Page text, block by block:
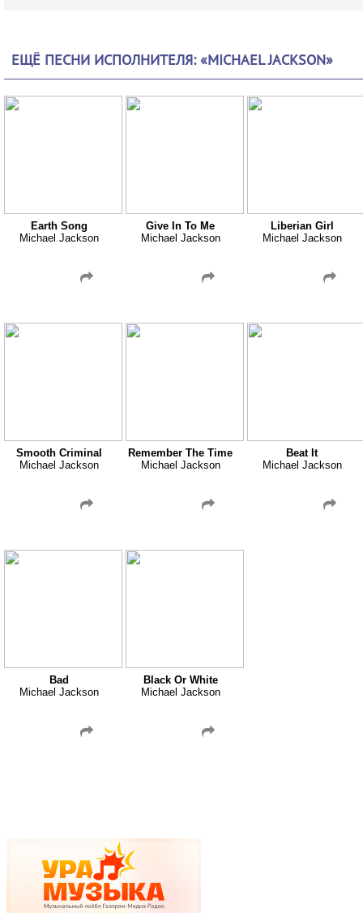
ЕЩЁ ПЕСНИ ИСПОЛНИТЕЛЯ: «MICHAEL JACKSON»
Earth Song
Michael Jackson
Give In To Me
Michael Jackson
Liberian Girl
Michael Jackson
Smooth Criminal
Michael Jackson
Remember The Time
Michael Jackson
Beat It
Michael Jackson
Bad
Michael Jackson
Black Or White
Michael Jackson